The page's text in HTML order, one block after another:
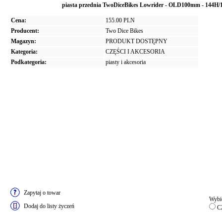
piasta przednia TwoDiceBikes Lowrider - OLD100mm -
Cena:
155.00 PLN
Producent:
Two Dice Bikes
Magazyn:
PRODUKT DOSTĘPNY
Kategoria:
CZĘŚCI I AKCESORIA
Podkategoria:
piasty i akcesoria
Zapytaj o towar
Dodaj do listy życzeń